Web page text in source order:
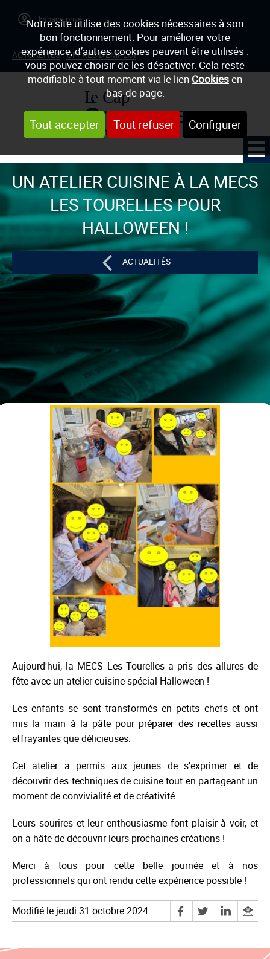
Notre site utilise des cookies nécessaires à son
bon fonctionnement. Pour améliorer votre
expérience, d’autres cookies peuvent être utilisés :
vous pouvez choisir de les désactiver. Cela reste
modifiable à tout moment via le lien Cookiesen
bas de page.
Tout accepter Tout refuser Configurer
ACTUALITÉS OFFRES D'EMPLOI
UN ATELIER CUISINE À LA MECS
LES TOURELLES POUR
HALLOWEEN !
ACTUALITÉS
Aujourd'hui, la MECS Les Tourelles a pris des allures de
fête avec un atelier cuisine spécial Halloween !
Les enfants se sont transformés en petits chefs et ont
mis la main à la pâte pour préparer des recettes aussi
effrayantes que délicieuses.
Cet atelier a permis aux jeunes de s'exprimer et de
découvrir des techniques de cuisine tout en partageant un
moment de convivialité et de créativité.
Leurs sourires et leur enthousiasme font plaisir à voir, et
on a hâte de découvrir leurs prochaines créations !
Merci à tous pour cette belle journée et à nos
professionnels qui ont rendu cette expérience possible !
Modifié le jeudi 31 octobre 2024